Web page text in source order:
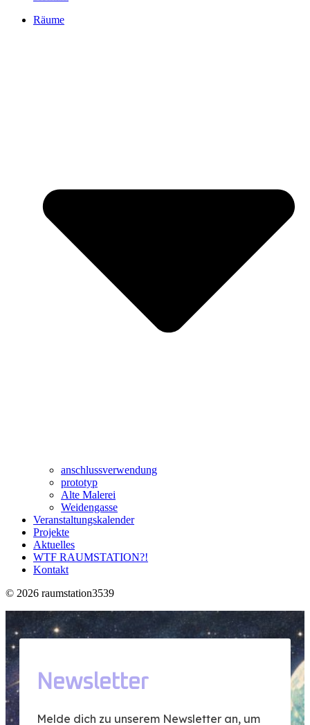
Räume
anschlussverwendung
prototyp
Alte Malerei
Weidengasse
Veranstaltungskalender
Projekte
Aktuelles
WTF RAUMSTATION?!
Kontakt
© 2026 raumstation3539